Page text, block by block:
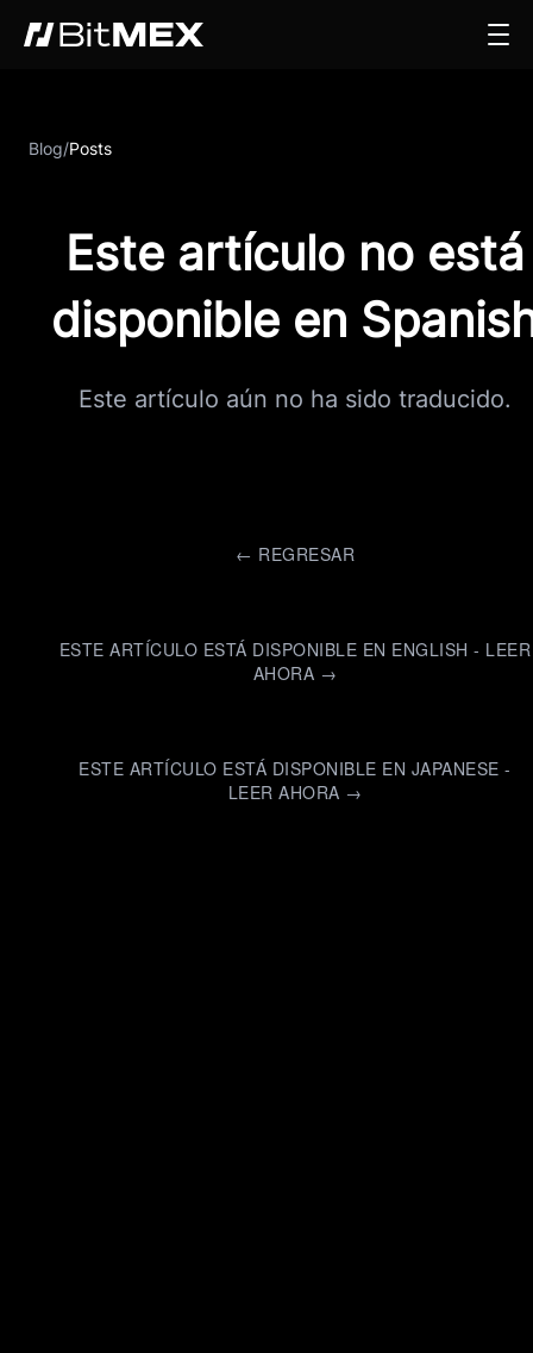
Blog/Posts
Este artículo no está
disponible en
Este artículo aún no ha sido traducido.
← REGRESAR
ESTE ARTÍCULO ESTÁ DISPONIBLE EN ENGLISH - LEER
AHORA →
ESTE ARTÍCULO ESTÁ DISPONIBLE EN JAPANESE -
LEER AHORA →